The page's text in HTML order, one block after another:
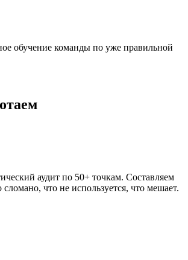
обучение команды по уже правильной
аудит по 50+ точкам. Составляем
что не используется, что мешает.